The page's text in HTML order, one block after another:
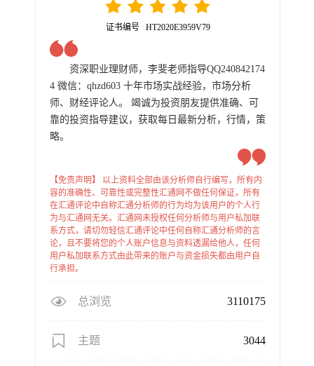
证书编号 HT2020E3959V79
资深职业理财师，李斐老师指导QQ240842174
4 微信：qhzd603 十年市场实战经验，市场分析
师、财经评论人。 竭诚为投资朋友提供准确、可
靠的投资指导建议，获取每日最新分析，行情，策
略。
【免责声明】 以上资料全部由该分析师自行编写，所有内
容的准确性、可靠性或完整性汇通网不做任何保证，所有
在汇通评论中自称汇通分析师的行为均为该用户的个人行
为与汇通网无关。汇通网未授权任何分析师与用户私加联
系方式，请切勿轻信汇通评论中任何自称汇通分析师的言
论，且不要将您的个人账户信息与资料透漏给他人，任何
用户私加联系方式由此带来的账户与资金损失都由用户自
行承担。
总浏览 3110175
主题 3044